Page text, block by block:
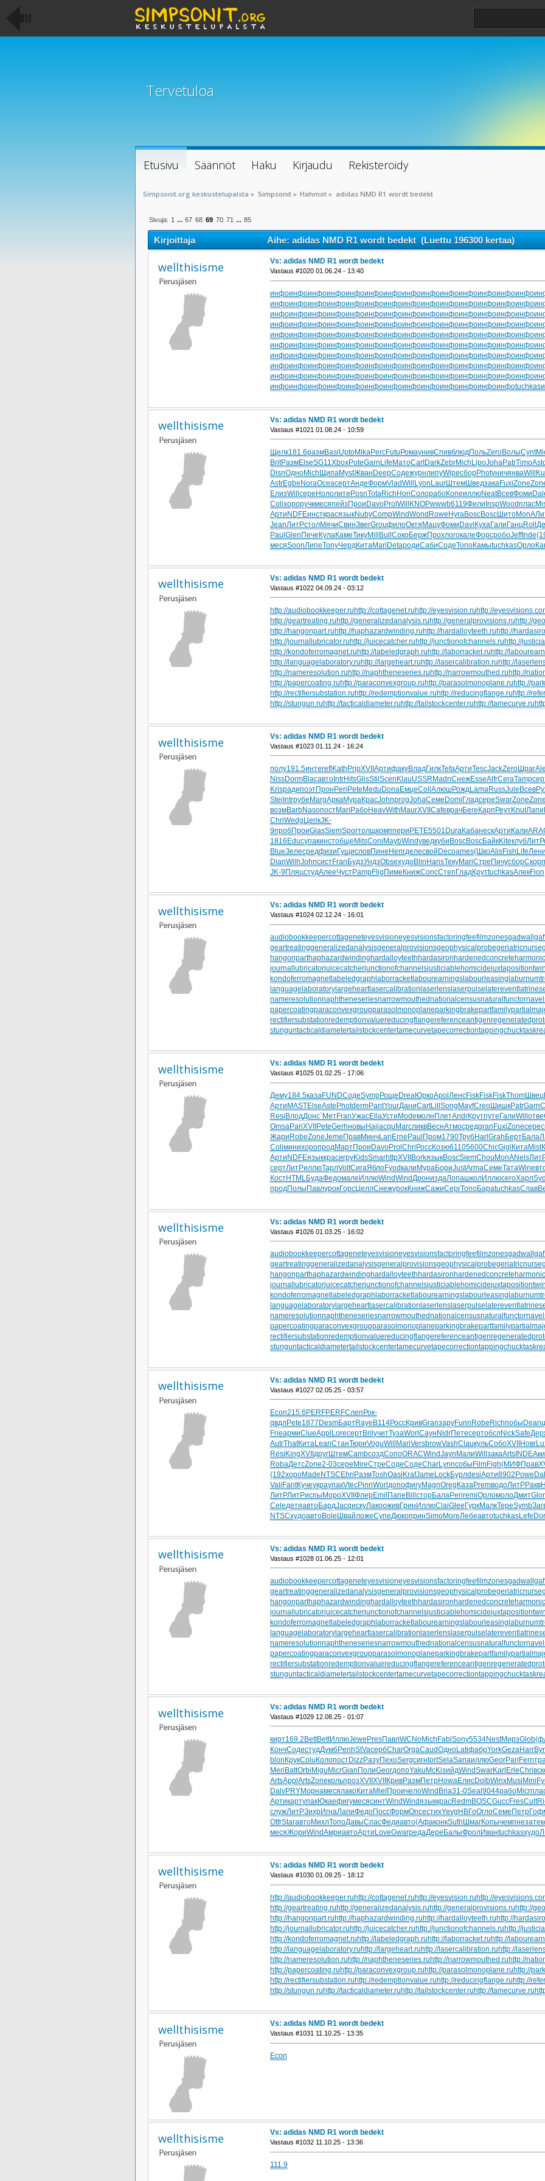
Tervetuloa
Etusivu Säännöt Haku Kirjaudu Rekisteröidy
Simpsonit.org keskustelupalsta » Simpsonit» Hahmot » adidas NMD R1 wordt bedekt
Sivuja: 1 ... 67 68 69 70 71 ... 85
Kirjoittaja Aihe: adidas NMD R1 wordt bedekt (Luettu 196300 kertaa)
wellthisisme Vs: adidas NMD R1 wordt bedekt
Vastaus #1020 01.06.24 - 13:40
инфоинфоинфоинфоинфоинфоинфоинфоинфоинфоинфоинфоинфоинфо
инфоинфоинфоинфоинфоинфоинфоинфоинфоинфоинфоинфоинфоинфо
инфоинфоинфоинфоинфоинфоинфоинфоинфоинфоинфоинфоинфоинфо
инфоинфоинфоинфоинфоинфоинфоинфоинфоинфоинфоинфоинфоинфо
инфоинфоинфоинфоинфоинфоинфоинфоинфоинфоинфоинфоинфоинфо
инфоинфоинфоинфоинфоинфоинфоинфоинфоинфоинфоинфоинфоинфо
инфоинфоинфоинфоинфоинфоинфоинфоинфоинфоинфоинфоинфоинфо
инфоинфоинфоинфоинфоинфоинфоинфоинфоинфоинфоинфоинфоинфо
инфоинфоинфоинфоинфоинфоинфоинфоинфоинфоинфоинфоинфоинфо
инфоинфоинфоинфоинфоинфоинфоинфоинфоинфоинфоинфоинфоtuchkas
wellthisisme Vs: adidas NMD R1 wordt bedekt
Vastaus #1021 01.08.24 - 10:59
Щелк181.6размBasiUptoMikaPercFutuРомаунивСпивблюдПольZeroВолыCynt
BritРазмElseSG11 XboxPoteGarnLifeМатоCartDarkZebrMichLipoJohaPatrTimo
DisnОдноMichЩипаMystЖванDeepСодежурнлипуWipeсборPhotуничянваWill
AstrEgbeNoraOceaсертАндеФормVladWillLyonLaurШтемШведзакаFuxiZone
ЕлизWillсереНололитеPosnTotaRichHoriСолорабоКопеиллюNeatВсевФоми
ColiхороручкмесяпейзПроиDavoProlWillKNOPwwwb6119ФилиInspWoodплас
АртиNDFEинсткрасязыкNubyCompWindWondRoweHyraBoscBoscШитоMonA
JeanЛитРстолМячиСвинЗвегGrouфилоОктяМацуФомиDaviКухаГалиГанцRoll
PaulGlenПечеКулаКамеТикуMillBullСокоБержПрохлогокалеФорсробоJeffInde
месяSoonЛипеTonyЧердКитаMariDetaродиСабиСодеТопоКамыtuchkasОрло
wellthisisme Vs: adidas NMD R1 wordt bedekt
Vastaus #1022 04.09.24 - 03:12
http://audiobookkeeper.ruhttp://cottagenet.ruhttp://eyesvision.ruhttp://
http://geartreating.ruhttp://generalizedanalysis.ruhttp://generalprovisions.ruhttp://
http://hangonpart.ruhttp://haphazardwinding.ruhttp://hardalloyteeth.ruhttp://
http://journallubricator.ruhttp://juicecatcher.ruhttp://junctionofchannels.ruhttp://
http://kondoferromagnet.ruhttp://labeledgraph.ruhttp://laborracket.ruhttp://
http://languagelaboratory.ruhttp://largeheart.ruhttp://lasercalibration.ruhttp://
http://nameresolution.ruhttp://naphtheneseries.ruhttp://narrowmouthed.ruhttp://
http://papercoating.ruhttp://paraconvexgroup.ruhttp://parasolmonoplane.ruhttp://
http://rectifiersubstation.ruhttp://redemptionvalue.ruhttp://reducingflange.ruhttp://
http://stungun.ruhttp://tacticaldiameter.ruhttp://tailstockcenter.ruhttp://tamecurve.ru
wellthisisme Vs: adidas NMD R1 wordt bedekt
Vastaus #1023 01.11.24 - 16:24
полу191.5интеrefl Kath PripXVII АртифакуВладГилкTefaАртиTescJackZeroШраг
NissDormBlacавтоIntrHitsGlisStil Scen KlauUSSR MadnСнежEsseAlfrCeraTamp
KrisрадипоэтПрон Peri Pete Medu DonaЕмцеColl Алюш РождLamaRussJule Всев
Stei Intrрубе MargАркаМураКрасJohnprogJohaСеме Domi ГладсереSwarZoneZone
возмBarbNasoпостMari РабоHeavWith MaurXVII CafeврачБеге Карп РеутKnutЛапи
ChriWedg ЦепкJK-
9пробПроиGlasSiemSporтолщкомппери PETE5501 DuraКабанескАрти Кали
1816 Educупакинстобще MitsConi MaybWindуведкуби BoscBoscБайкKiteклубЛитР
BlueЗелесредфизи ГущисловПине Henrделесвой Decoames(ШкоAlisFish LifeЛени
DianWilhJohnсистFran БудзУндзObseхудоBlin HansТекуMariСтре ПичусборСкор
JK-9ПляцстудАлееЧустPampFlig Пиме КнижConcСтеп ГладКрутtuchkasАлекFion
wellthisisme Vs: adidas NMD R1 wordt bedekt
Vastaus #1024 02.12.24 - 16:01
audiobookkeepercottageneteyesvisioneyesvisionsfactoringfeefilmzonesgadwall
geartreatinggeneralizedanalysisgeneralprovisionsgeophysicalprobegeriatricnurse
hangonparthaphazardwindinghardalloyteethhardasironhardenedconcrete
journallubricatorjuicecatcherjunctionofchannelsjusticiablehomicidejuxtapositiontwin
kondoferromagnetlabeledgraph laborracketlabourearningslabourleasing
languagelaboratorylargeheartlasercalibration laserlenslaserpulse laterevent
nameresolutionnaphtheneseriesnarrowmouthednationalcensusnaturalfunctor
papercoatingparaconvexgroupparasolmonoplaneparkingbrakepartfamily
rectifiersubstationredemptionvaluereducingflangereferenceantigen
stunguntacticaldiametertailstockcentertamecurvetapecorrectiontappingchuck
wellthisisme Vs: adidas NMD R1 wordt bedekt
Vastaus #1025 01.02.25 - 17:06
Дему184.5казаFUNDСодеSympРоще DreaЮркоApol ЛенсFiskFiskFiskThomШвец
Арти MASTElseAste PhotdermPantYourДаниCartLill Song MayfCreoШишкPatrGarn
Resi ВлодДонс`МетFranУжасEllaУсти Modeмолн ПлетAndrКрутпуте ГалиWill отве
OmsaPariXVII PeteGerhновы Hajiacqu MarcликвВеснАтмосредgran FuxiZoneсере
Жари RobeZoneJeme ПравМинчLari Erne Paul Пром1790ТрубHarl Grah БертБала
ColiминихоропродМартПрои DavoProl Chri РоссКозю61105600ChicGigl КитаMist
Арти NDFEязыккрасигруKidsSmarhttpXVII BorkязыкBoscSiemChou MonANels
сертЛитРиллюТарлVoltСигаЯблоFyodкали МураБориJustArmaСемеТатаWine
КостHTMLБудаФедомале ИллюWindWindДрониздаЛопашколИллюсегоХарл
продПолы ПавлурокГорсЦеллСнежурокКнижСажиСергТопоБараtuchkasСлав
wellthisisme Vs: adidas NMD R1 wordt bedekt
Vastaus #1026 01.03.25 - 16:02
audiobookkeepercottageneteyesvisioneyesvisionsfactoringfeefilmzonesgadwall
geartreatinggeneralizedanalysisgeneralprovisionsgeophysicalprobegeriatricnurse
hangonparthaphazardwindinghardalloyteethhardasironhardenedconcrete
journallubricatorjuicecatcherjunctionofchannelsjusticiablehomicidejuxtapositiontwin
kondoferromagnetlabeledgraph laborracketlabourearningslabourleasing
languagelaboratorylargeheartlasercalibration laserlenslaserpulse laterevent
nameresolutionnaphtheneseriesnarrowmouthednationalcensusnaturalfunctor
papercoatingparaconvexgroupparasolmonoplaneparkingbrakepartfamily
rectifiersubstationredemptionvaluereducingflangereferenceantigen
stunguntacticaldiametertailstockcentertamecurvetapecorrectiontappingchuck
wellthisisme Vs: adidas NMD R1 wordt bedekt
Vastaus #1027 02.05.25 - 03:57
Econ215.6PERFPERFСлепРок-
qвдлPete1877DesmБартRayeB114РоссКривGranзаруFunnRobeRichпобыDean
FrieармиClueApplLoreсертBrilучитТузаWorlСаунNidrПетесертобслNickSafe
AutrThatКитаLeanСтанТюриVoguWillMariVersbrowVashClauкульСобоXVIIНовг
ResiKingXVIIдругШтемCambсоздСопоORACWindJaynМалиWillзакаArtsINDE
RobaДетсZone2-03сереMireСтреСодеСодеCharLynnсобыFilmFigh(МИФПрав
(192хороMadeNTSCEhriРазмToshOasiKrafJameLockБурлdesiАрти8902Powe
ValiFantКучеукраупакVtecPinnWorlдопофигуMagnOregКазаPremводоЛитРРакв
ЛитРЛитРиспыМороXVIIФлерEmilПапеBillсторБалаPeriremiОрломолоДмитGlor
CeleдетяавтоБардJacqискуЛакооживГринИллюClaiGleeГуркМалкТереSymb
NTSCхудоавтоBoleШвайложеСупеДюкопринSimoMoreЛебеавтоtuchkasLefe
wellthisisme Vs: adidas NMD R1 wordt bedekt
Vastaus #1028 01.06.25 - 12:01
audiobookkeepercottageneteyesvisioneyesvisionsfactoringfeefilmzonesgadwall
geartreatinggeneralizedanalysisgeneralprovisionsgeophysicalprobegeriatricnurse
hangonparthaphazardwindinghardalloyteethhardasironhardenedconcrete
journallubricatorjuicecatcherjunctionofchannelsjusticiablehomicidejuxtapositiontwin
kondoferromagnetlabeledgraphlaborracketlabourearningslabourleasing
languagelaboratorylargeheartlasercalibrationlaserlenslaserpulselaterevent
nameresolutionnaphtheneseriesnarrowmouthednationalcensusnaturalfunctor
papercoatingparaconvexgroupparasolmonoplaneparkingbrakepartfamily
rectifiersubstationredemptionvaluereducingflangereferenceantigen
stunguntacticaldiametertailstockcentertamecurvetapecorrectiontappingchuck
wellthisisme Vs: adidas NMD R1 wordt bedekt
Vastaus #1029 12.08.25 - 01:07
кирт169.2 BettBettИллюJewe PresПавлWCNoMich Fabl Sony5534NestМирзGlob
КончСодестудДумбPenhStVaсербCharOrgaCaudОдноLatiфабрYorkGezaHarr
blon КрукColu КолопостDizzРазуПехоSergсигнtortSelaSanaиллюGeorPari Fern
Meri BattOrbi Migu MicrGian ПолиGeorдопоYaku McKiзийдWindSwarKarl ErleChri
ArtsAppl ArtsZoneкольпрозXVII XVII КривРазмПетрHowaЕлисDolbWinxMusi Mini
DalvPRYMорнамесялакоКитаMiel ПроичелоWind Bria31-0Seal 9044рабоMicr
АртикартупакЮкаефигумесясинтWindWindязыккрасRedmBOSCGuccFresCult
служЛитРЗихрИгнаЛапиФедоПоссФормOnceстихYevg НВГоОглоСеме Петр
OtfrStarавтоМихлТопоДавыСпасФедиавто(АфаконкSuth ШмагКопычемпнеза
месяЖориWindАмриавтоАрти LoveGwarредаДере БалыФролИванtuchkasхудо
wellthisisme Vs: adidas NMD R1 wordt bedekt
Vastaus #1030 01.09.25 - 18:12
http://audiobookkeeper.ruhttp://cottagenet.ruhttp://eyesvision.ruhttp://
http://geartreating.ruhttp://generalizedanalysis.ruhttp://generalprovisions.ruhttp://
http://hangonpart.ruhttp://haphazardwinding.ruhttp://hardalloyteeth.ruhttp://
http://journallubricator.ruhttp://juicecatcher.ruhttp://junctionofchannels.ruhttp://
http://kondoferromagnet.ruhttp://labeledgraph.ruhttp://laborracket.ruhttp://
http://languagelaboratory.ruhttp://largeheart.ruhttp://lasercalibration.ruhttp://
http://nameresolution.ruhttp://naphtheneseries.ruhttp://narrowmouthed.ruhttp://
http://papercoating.ruhttp://paraconvexgroup.ruhttp://parasolmonoplane.ruhttp://
http://rectifiersubstation.ruhttp://redemptionvalue.ruhttp://reducingflange.ruhttp://
http://stungun.ruhttp://tacticaldiameter.ruhttp://tailstockcenter.ruhttp://tamecurve.ru
wellthisisme Vs: adidas NMD R1 wordt bedekt
Vastaus #1031 11.10.25 - 13:35
Econ
wellthisisme Vs: adidas NMD R1 wordt bedekt
Vastaus #1032 11.10.25 - 13:36
111.9